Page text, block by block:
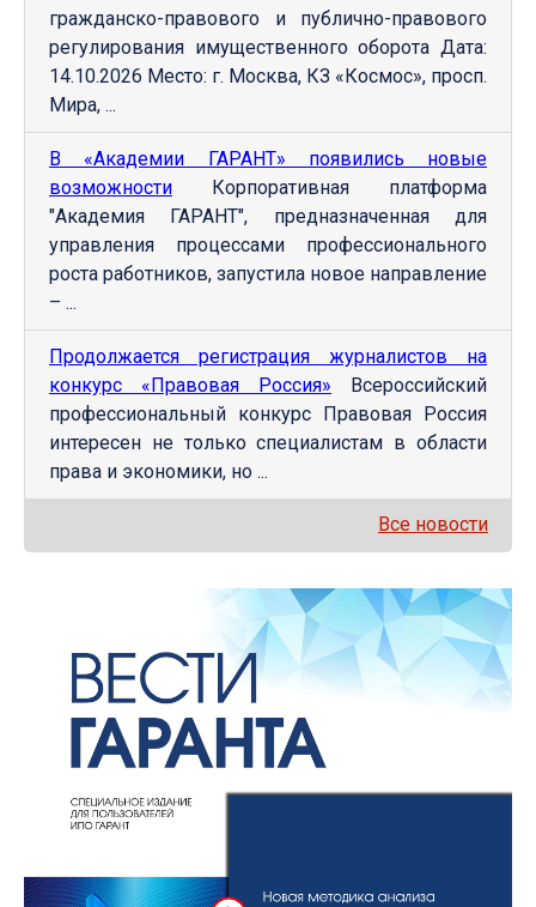
гражданско-правового и публично-правового
регулирования имущественного оборота Дата:
14.10.2026 Место: г. Москва, КЗ «Космос», просп.
Мира, ...
В «Академии ГАРАНТ» появились новые
возможности Корпоративная платформа
"Академия ГАРАНТ", предназначенная для
управления процессами профессионального
роста работников, запустила новое направление
– ...
Продолжается регистрация журналистов на
конкурс «Правовая Россия» Всероссийский
профессиональный конкурс Правовая Россия
интересен не только специалистам в области
права и экономики, но ...
Все новости